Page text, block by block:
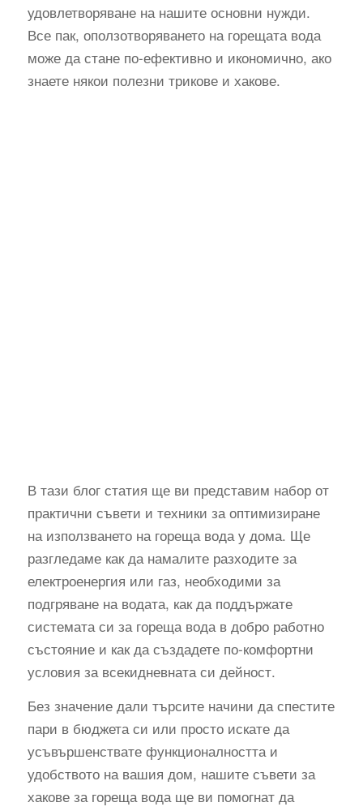
удовлетворяване на нашите основни нужди.
Все пак, оползотворяването на горещата вода
може да стане по-ефективно и икономично, ако
знаете някои полезни трикове и хакове.
В тази блог статия ще ви представим набор от
практични съвети и техники за оптимизиране
на използването на гореща вода у дома. Ще
разгледаме как да намалите разходите за
електроенергия или газ, необходими за
подгряване на водата, как да поддържате
системата си за гореща вода в добро работно
състояние и как да създадете по-комфортни
условия за всекидневната си дейност.
Без значение дали търсите начини да спестите
пари в бюджета си или просто искате да
усъвършенствате функционалността и
удобството на вашия дом, нашите съвети за
хакове за гореща вода ще ви помогнат да